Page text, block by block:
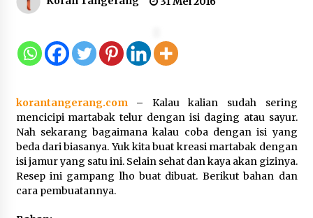
dengan Nuansa Kebersamaan
7 Agustus 2026
Pemanfaatan Limbah Galon Bekas,
Lapas Banjar Tanam 200 Pohon
Cabai Dukung Program Ketahanan
Pangan
7 Agustus 2026
korantangerang.com– Kalau kalian sudah sering
mencicipi martabak telur dengan isi daging atau sayur.
Nah sekarang bagaimana kalau coba dengan isi yang
beda dari biasanya. Yuk kita buat kreasi martabak dengan
isi jamur yang satu ini. Selain sehat dan kaya akan gizinya.
Resep ini gampang lho buat dibuat. Berikut bahan dan
cara pembuatannya.